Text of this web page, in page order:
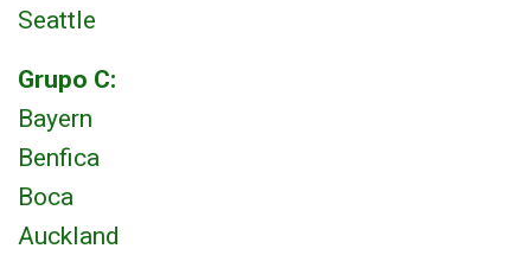
Seattle
Grupo C:
Bayern
Benfica
Boca
Auckland